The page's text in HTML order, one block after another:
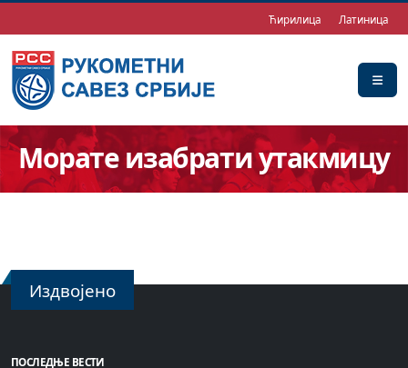
Ћирилица Латиница
Морате изабрати утакмицу
Издвојено
ПОСЛЕДЊЕ ВЕСТИ